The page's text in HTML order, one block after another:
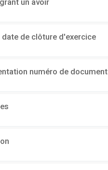
de clôture d'exercice
numéro de document